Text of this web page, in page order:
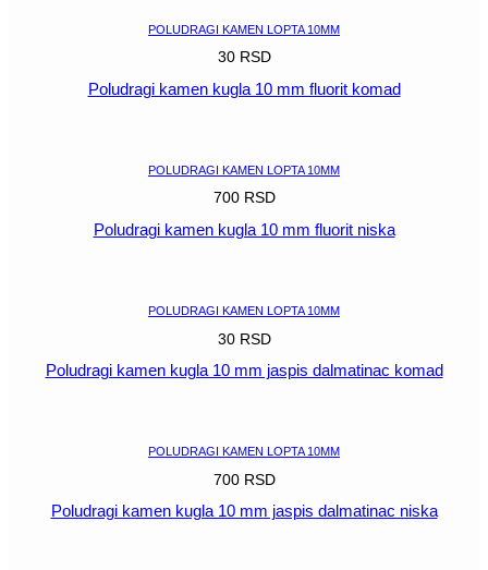
POLUDRAGI KAMEN LOPTA 10MM
30 RSD
Poludragi kamen kugla 10 mm fluorit komad
POLUDRAGI KAMEN LOPTA 10MM
700 RSD
Poludragi kamen kugla 10 mm fluorit niska
POLUDRAGI KAMEN LOPTA 10MM
30 RSD
Poludragi kamen kugla 10 mm jaspis dalmatinac komad
POLUDRAGI KAMEN LOPTA 10MM
700 RSD
Poludragi kamen kugla 10 mm jaspis dalmatinac niska